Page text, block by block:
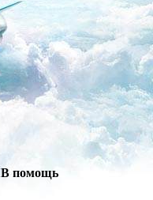
В помощь